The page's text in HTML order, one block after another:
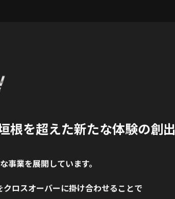
根を超えた新たな体験の創出
事業を展開しています。
ロスオーバーに掛け合わせることで